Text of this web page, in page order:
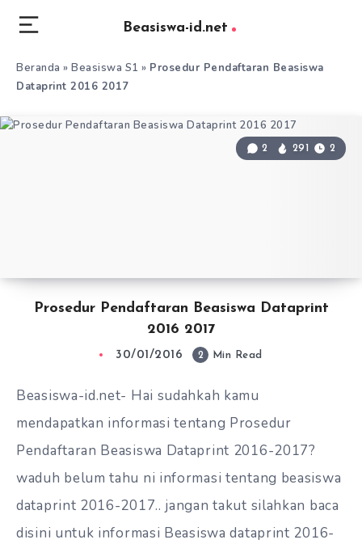
Beasiswa-id.net
Beranda » Beasiswa S1 » Prosedur Pendaftaran Beasiswa
Dataprint 2016 2017
Prosedur Pendaftaran Beasiswa Dataprint
2016 2017
2 291 2
30/01/2016 2 Min Read
Beasiswa-id.net- Hai sudahkah kamu
mendapatkan informasi tentang Prosedur
Pendaftaran Beasiswa Dataprint 2016-2017?
waduh belum tahu ni informasi tentang beasiswa
dataprint 2016-2017.. jangan takut silahkan baca
disini untuk informasi Beasiswa dataprint 2016-